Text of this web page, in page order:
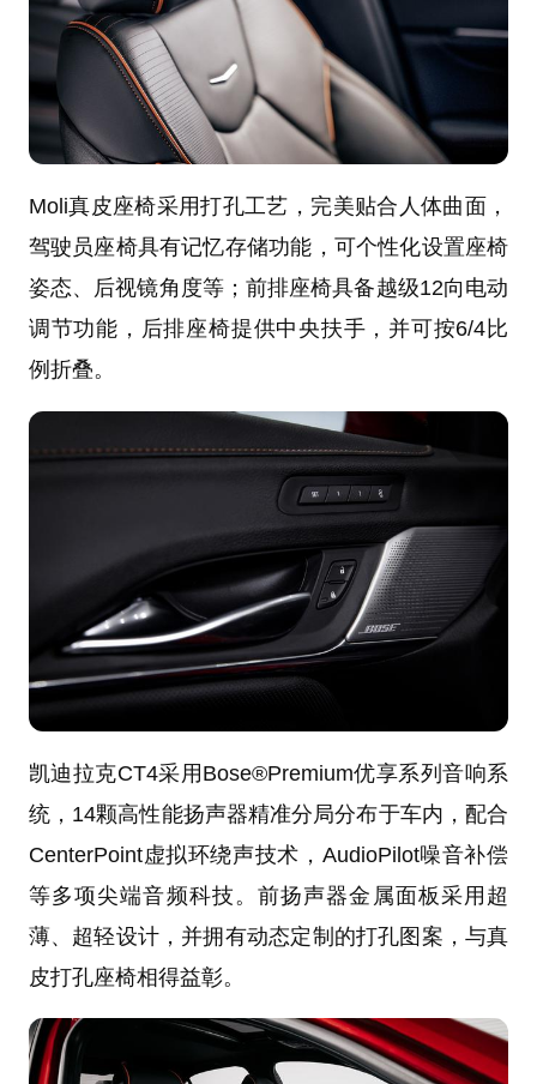
Moli真皮座椅采用打孔工艺，完美贴合人体曲面，
驾驶员座椅具有记忆存储功能，可个性化设置座椅
姿态、后视镜角度等；前排座椅具备越级12向电动
调节功能，后排座椅提供中央扶手，并可按6/4比
例折叠。
凯迪拉克CT4采用Bose®Premium优享系列音响系
统，14颗高性能扬声器精准分局分布于车内，配合
CenterPoint虚拟环绕声技术，AudioPilot噪音补偿
等多项尖端音频科技。前扬声器金属面板采用超
薄、超轻设计，并拥有动态定制的打孔图案，与真
皮打孔座椅相得益彰。